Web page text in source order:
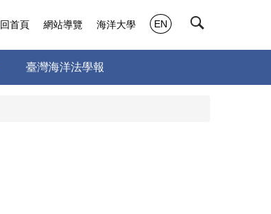
臺灣海洋法學報
回首頁 網站導覽 海洋大學 EN